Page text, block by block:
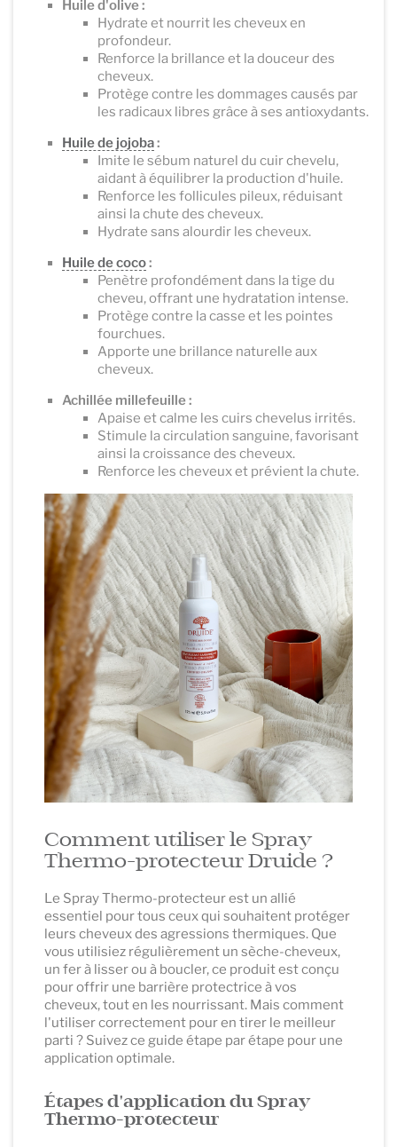
Huile d'olive :
Hydrate et nourrit les cheveux en
profondeur.
Renforce la brillance et la douceur des
cheveux.
Protège contre les dommages causés par
les radicaux libres grâce à ses antioxydants.
Huile de jojoba:
Imite le sébum naturel du cuir chevelu,
aidant à équilibrer la production d'huile.
Renforce les follicules pileux, réduisant
ainsi la chute des cheveux.
Hydrate sans alourdir les cheveux.
Huile de coco:
Penètre profondément dans la tige du
cheveu, offrant une hydratation intense.
Protège contre la casse et les pointes
fourchues.
Apporte une brillance naturelle aux
cheveux.
Achillée millefeuille :
Apaise et calme les cuirs chevelus irrités.
Stimule la circulation sanguine, favorisant
ainsi la croissance des cheveux.
Renforce les cheveux et prévient la chute.
Comment utiliser le Spray
Thermo-protecteur Druide ?
Le Spray Thermo-protecteur est un allié
essentiel pour tous ceux qui souhaitent protéger
leurs cheveux des agressions thermiques. Que
vous utilisiez régulièrement un sèche-cheveux,
un fer à lisser ou à boucler, ce produit est conçu
pour offrir une barrière protectrice à vos
cheveux, tout en les nourrissant. Mais comment
l'utiliser correctement pour en tirer le meilleur
parti ? Suivez ce guide étape par étape pour une
application optimale.
Étapes d'application du Spray
Thermo-protecteur